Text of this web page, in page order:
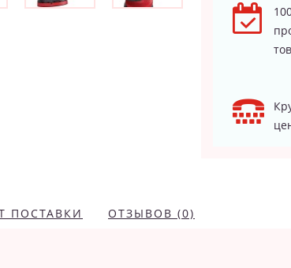
ПОСТАВКИ ОТЗЫВОВ (0)